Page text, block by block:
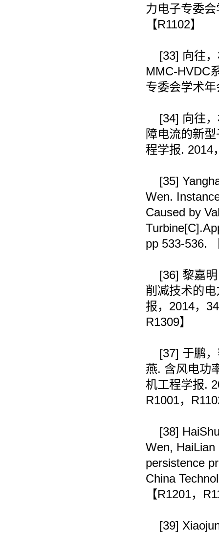
力电子专委
【R1102】
[33] 向往
MMC-HVDC
专委会学术年
[34] 向往
障电流的新
程学报. 2014
[35]
Wen.
Caused by
pp 533-536.
[36] 黎嘉
削减技术的
报， 2014， 34
R1309】
[37] 于鹏
燕. 含风电功
机工程学报.
R1001，
[38]
Wen, HaiLian
persistence
China
【R1201，
[39]